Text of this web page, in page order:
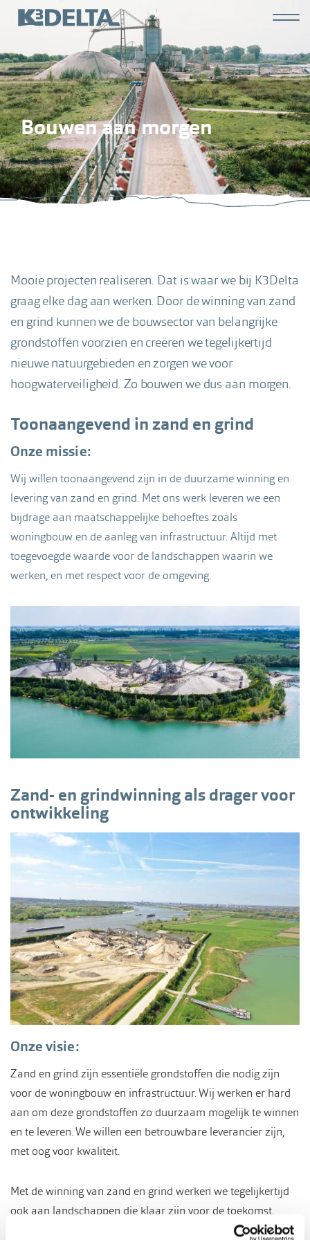
Overslaan
de
inhoud
gaan
K3
derde
Bouwen aan morgen
Mooie projecten realiseren. Dat is waar we bij K3Delta
graag elke dag aan werken. Door de winning van zand
en grind kunnen we de bouwsector van belangrijke
grondstoffen voorzien en creëren we tegelijkertijd
nieuwe natuurgebieden en zorgen we voor
hoogwaterveiligheid. Zo bouwen we dus aan morgen.
Toonaangevend in zand en grind
Onze missie:
Wij willen toonaangevend zijn in de duurzame winning en
levering van zand en grind. Met ons werk leveren we een
bijdrage aan maatschappelijke behoeftes zoals
woningbouw en de aanleg van infrastructuur. Altijd met
toegevoegde waarde voor de landschappen waarin we
werken, en met respect voor de omgeving.
Zand- en grindwinning als drager voor
ontwikkeling
Onze visie:
Zand en grind zijn essentiële grondstoffen die nodig zijn
voor de woningbouw en infrastructuur. Wij werken er hard
aan om deze grondstoffen zo duurzaam mogelijk te winnen
en te leveren. We willen een betrouwbare leverancier zijn,
met oog voor kwaliteit.
Met de winning van zand en grind werken we tegelijkertijd
ook aan landschappen die klaar zijn voor de toekomst.
Want waar we iets halen, brengen we ook altijd iets. Met de